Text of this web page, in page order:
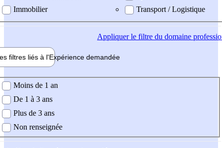
Immobilier
Transport / Logistique
Appliquerle filtre du domaine
filtres liés à l'Expérience demandée
demandée
Moins de 1 an
De 1 à 3 ans
Plus de 3 ans
Non renseignée